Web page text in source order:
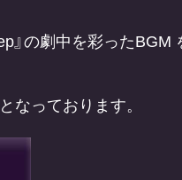
』の劇中を彩ったBGM
なっております。